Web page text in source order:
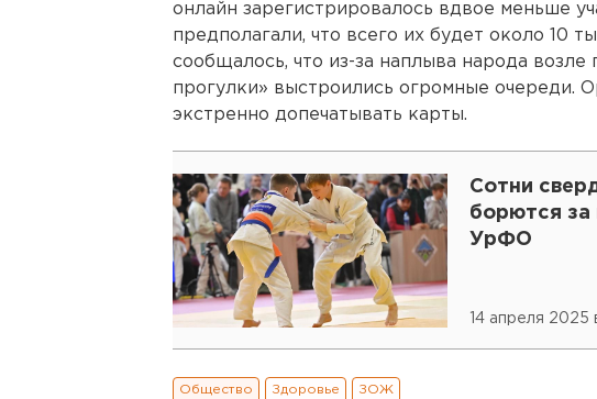
онлайн зарегистрировалось вдвое меньше
предполагали, что всего их будет около 10
сообщалось, что из-за наплыва народа возле
прогулки» выстроились огромные очереди.
экстренно допечатывать карты.
Сотни
борются за
УрФО
14 апреля 2025
Общество Здоровье ЗОЖ